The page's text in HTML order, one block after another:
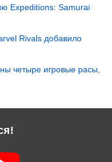
Expeditions: Samurai
Rivals добавило
четыре игровые расы,